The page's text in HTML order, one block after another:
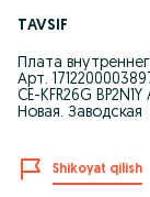
TAVSIF
Плата
Арт.
CE-KFR26G BP2N1Y
Новая. Заводская
Shikoyat qilish